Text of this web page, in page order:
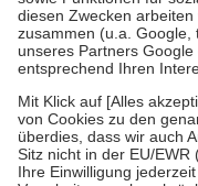
Zuzahlung zehn Prozent
Verordnung.
Um das Engagement der
stärken und die
fallenkeine Zuzahlungen
• Kindern und
mit Ausnahme der
• Untersuchungen zur